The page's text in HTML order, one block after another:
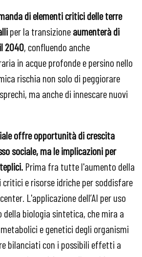
di elementi critici delle terre
per la transizioneaumenterà di
2040, confluendo anche
in acque profonde e persino nello
rischia non solo di peggiorare
ma anche di innescare nuovi
offre opportunità di crescita
sociale, ma le implicazioni per
Prima fra tutte l'aumento della
e risorse idriche per soddisfare
L'applicazione dell’AI per uso
della biologia sintetica, che mira a
e genetici degli organismi
bilanciati con i possibili effetti a